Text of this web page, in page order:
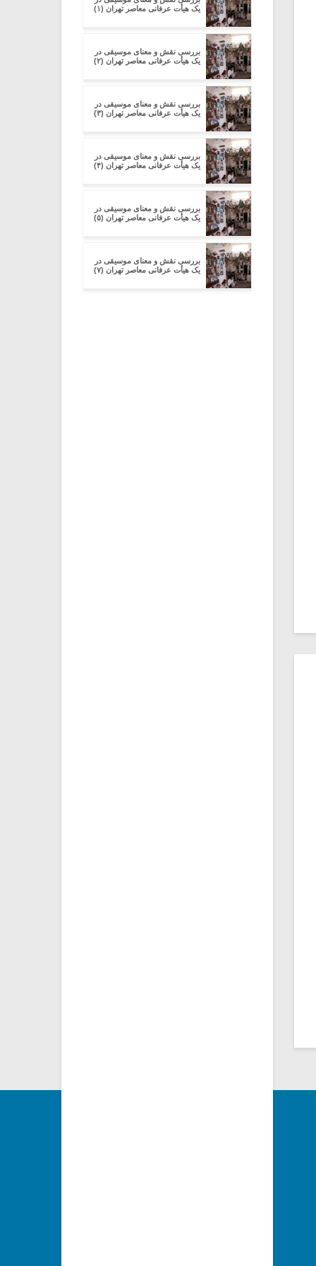
یک هیأت عرفانی معاصر تهران (۱)
بررسی نقش و معنای موسیقی در
یک هیأت عرفانی معاصر تهران (۲)
بررسی نقش و معنای موسیقی در
یک هیأت عرفانی معاصر تهران (۳)
بررسی نقش و معنای موسیقی در
یک هیأت عرفانی معاصر تهران (۴)
بررسی نقش و معنای موسیقی در
یک هیأت عرفانی معاصر تهران (۵)
بررسی نقش و معنای موسیقی در
یک هیأت عرفانی معاصر تهران (۷)